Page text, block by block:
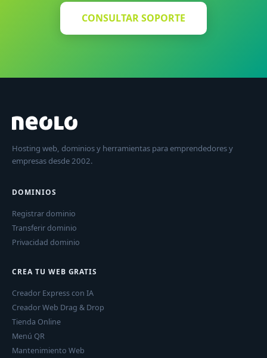
CONSULTAR SOPORTE
Hosting web, dominios y herramientas para emprendedores y
empresas desde 2002.
DOMINIOS
Registrar dominio
Transferir dominio
Privacidad dominio
CREA TU WEB GRATIS
Creador Express con IA
Creador Web Drag & Drop
Tienda Online
Menú QR
Mantenimiento Web